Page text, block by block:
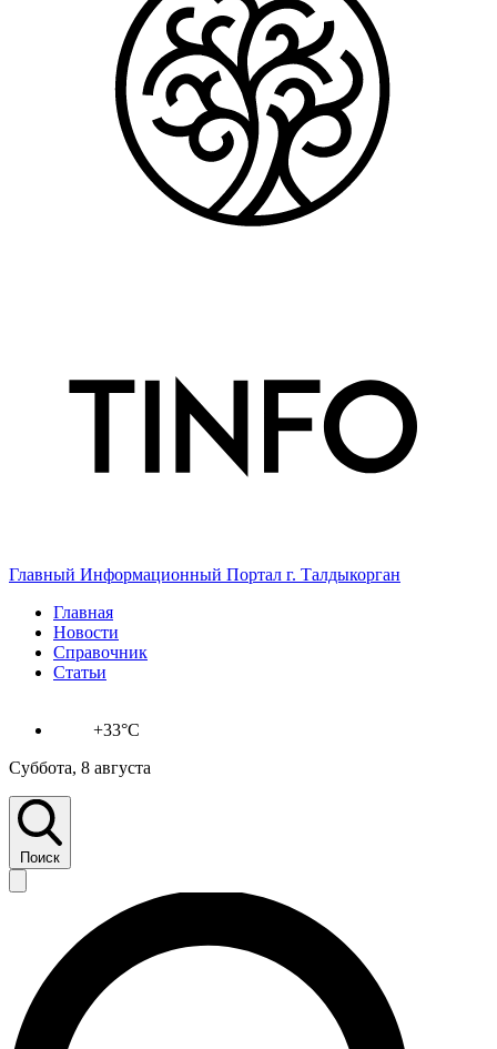
Главный Информационный Портал г. Талдыкорган
Главная
Новости
Справочник
Статьи
+33°C
Суббота, 8 августа
Поиск